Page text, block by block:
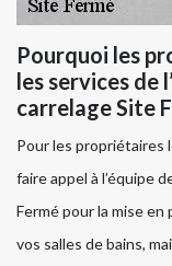
Pourquoi les
les services de
carrelage Site
Pour les propriétaires
faire appel à l’équipe
Fermé pour la mise en
vos salles de bains,